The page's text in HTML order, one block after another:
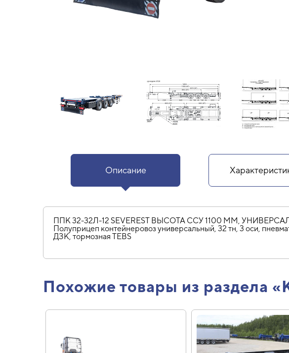
Описание
ППК 32-32Л-12 SEVEREST ВЫСОТА ССУ 1100 ММ,
Полуприцеп контейнеровоз универсальный, 32 тн, 3 оси,
ДЗК, тормозная TEBS
Похожие товары из раздела